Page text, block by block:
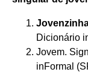
Dicionário
Jovem.
inFormal